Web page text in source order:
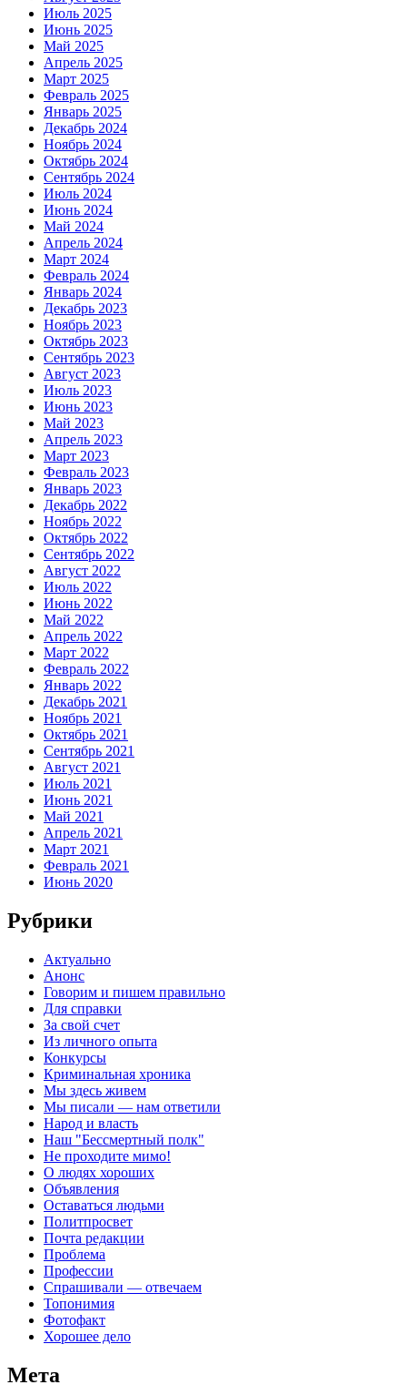
Июль 2025
Июнь 2025
Май 2025
Апрель 2025
Март 2025
Февраль 2025
Январь 2025
Декабрь 2024
Ноябрь 2024
Октябрь 2024
Сентябрь 2024
Июль 2024
Июнь 2024
Май 2024
Апрель 2024
Март 2024
Февраль 2024
Январь 2024
Декабрь 2023
Ноябрь 2023
Октябрь 2023
Сентябрь 2023
Август 2023
Июль 2023
Июнь 2023
Май 2023
Апрель 2023
Март 2023
Февраль 2023
Январь 2023
Декабрь 2022
Ноябрь 2022
Октябрь 2022
Сентябрь 2022
Август 2022
Июль 2022
Июнь 2022
Май 2022
Апрель 2022
Март 2022
Февраль 2022
Январь 2022
Декабрь 2021
Ноябрь 2021
Октябрь 2021
Сентябрь 2021
Август 2021
Июль 2021
Июнь 2021
Май 2021
Апрель 2021
Март 2021
Февраль 2021
Июнь 2020
Рубрики
Актуально
Анонс
Говорим и пишем правильно
Для справки
За свой счет
Из личного опыта
Конкурсы
Криминальная хроника
Мы здесь живем
Мы писали — нам ответили
Народ и власть
Наш "Бессмертный полк"
Не проходите мимо!
О людях хороших
Объявления
Оставаться людьми
Политпросвет
Почта редакции
Проблема
Профессии
Спрашивали — отвечаем
Топонимия
Фотофакт
Хорошее дело
Мета